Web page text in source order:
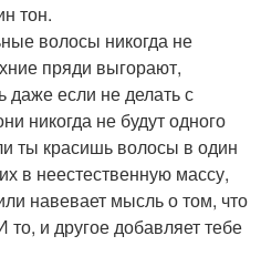
тон.
волосы никогда не
пряди выгорают,
даже если не делать с
никогда не будут одного
ты красишь волосы в один
в неестественную массу,
навевает мысль о том, что
и другое добавляет тебе